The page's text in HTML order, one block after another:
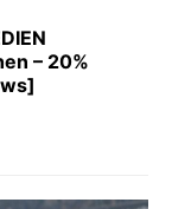
– 20%